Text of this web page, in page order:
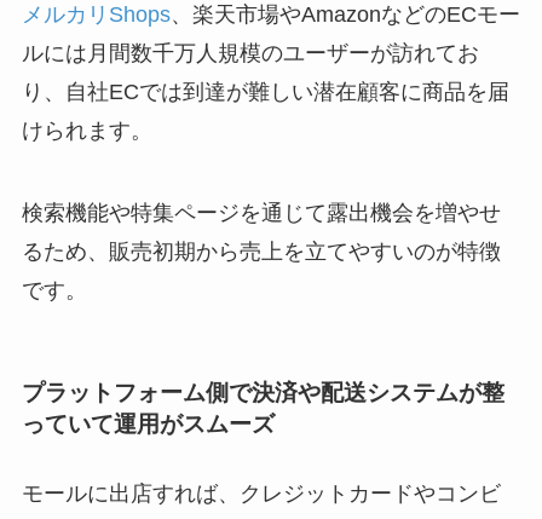
メルカリShops、楽天市場やAmazonなどのECモー
ルには月間数千万人規模のユーザーが訪れてお
り、自社ECでは到達が難しい潜在顧客に商品を届
けられます。
検索機能や特集ページを通じて露出機会を増やせ
るため、販売初期から売上を立てやすいのが特徴
です。
プラットフォーム側で決済や配送システムが整
っていて運用がスムーズ
モールに出店すれば、クレジットカードやコンビ